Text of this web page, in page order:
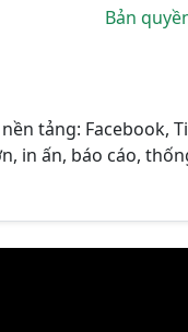
Bản
tảng: Facebook,
in ấn, báo cáo,